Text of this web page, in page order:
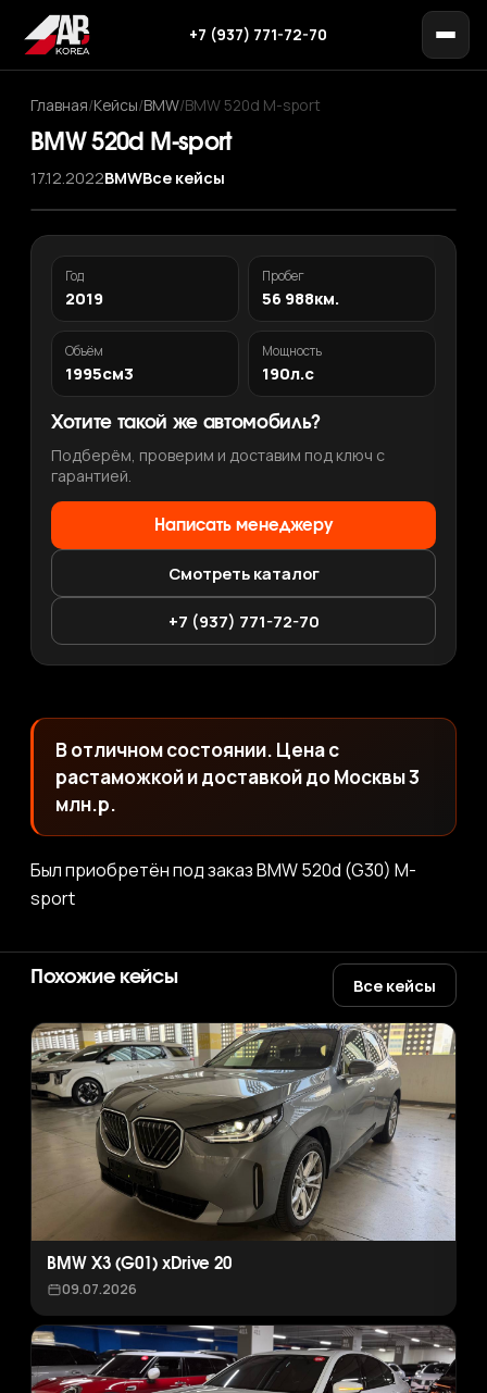
+7 (937) 771-72-70
Главная/Кейсы/BMW/BMW 520d M-sport
BMW 520d M-sport
17.12.2022BMWВсе кейсы
Год
2019
Пробег
56 988км.
Объём
1995см3
Мощность
190л.с
Хотите такой же автомобиль?
Подберём, проверим и доставим под ключ с
гарантией.
Написать менеджеру
Смотреть каталог
+7 (937) 771-72-70
В отличном состоянии. Цена с
растаможкой и доставкой до Москвы 3
млн.р.
Был приобретён под заказ BMW 520d (G30) M-
sport
Похожие кейсы Все кейсы
BMW X3 (G01) xDrive 20
09.07.2026